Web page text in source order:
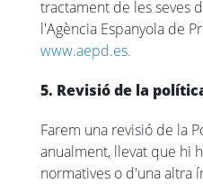
tractament de les seves
l'Agència Espanyola de
www.aepd.es.
5. Revisió de la
Farem una revisió de la
anualment, llevat que hi
normatives o d'una altra